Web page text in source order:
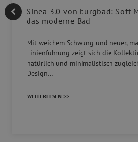
Sinea 3.0 von burgbad: Soft
das moderne Bad
Mit weichem Schwung und neuer,
Linienführung zeigt sich die
natürlich und minimalistisch
Design…
WEITERLESEN >>